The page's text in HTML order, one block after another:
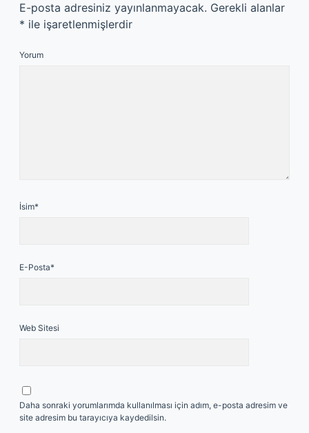
E-posta adresiniz yayınlanmayacak. Gerekli alanlar
* ile işaretlenmişlerdir
Yorum
İsim*
E-Posta*
Web Sitesi
Daha sonraki yorumlarımda kullanılması için adım, e-posta adresim ve
site adresim bu tarayıcıya kaydedilsin.